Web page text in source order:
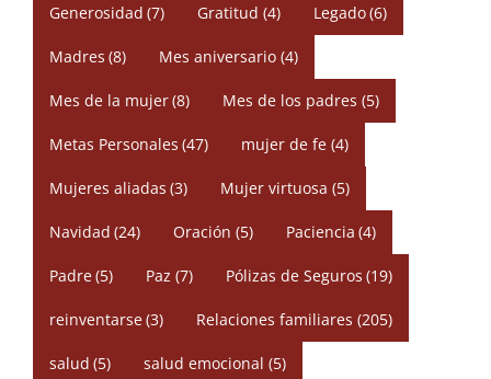
Generosidad (7) Gratitud (4) Legado(6)
Madres (8) Mes aniversario (4)
Mes de la mujer(8) Mes de los padres (5)
Metas Personales (47) mujer de fe (4)
Mujeres aliadas (3) Mujer virtuosa (5)
Navidad (24) Oración (5) Paciencia (4)
Padre(5) Paz (7) Pólizas de Seguros (19)
reinventarse(3) Relaciones familiares (205)
salud (5) salud emocional (5)